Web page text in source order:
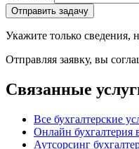
Отправить задачу
Укажите только
Отправляя заявку, вы
Связанные
Все бухгалтерские
Онлайн бухгалтерия
Аутсорсинг